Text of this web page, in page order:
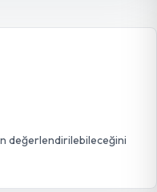
değerlendirilebileceğini